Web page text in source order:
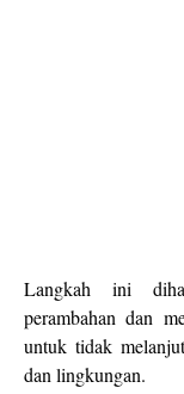
Langkah ini
perambahan dan
untuk tidak
dan lingkungan.